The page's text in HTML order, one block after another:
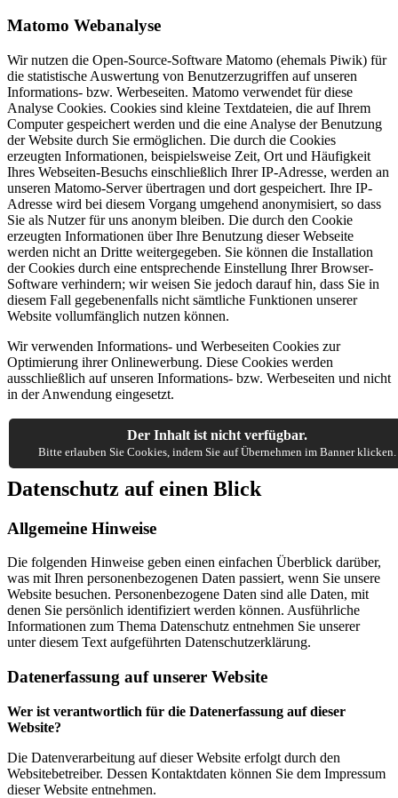
Matomo Webanalyse
Wir nutzen die Open-Source-Software Matomo (ehemals Piwik) für
die statistische Auswertung von Benutzerzugriffen auf unseren
Informations- bzw. Werbeseiten. Matomo verwendet für diese
Analyse Cookies. Cookies sind kleine Textdateien, die auf Ihrem
Computer gespeichert werden und die eine Analyse der Benutzung
der Website durch Sie ermöglichen. Die durch die Cookies
erzeugten Informationen, beispielsweise Zeit, Ort und Häufigkeit
Ihres Webseiten-Besuchs einschließlich Ihrer IP-Adresse, werden an
unseren Matomo-Server übertragen und dort gespeichert. Ihre IP-
Adresse wird bei diesem Vorgang umgehend anonymisiert, so dass
Sie als Nutzer für uns anonym bleiben. Die durch den Cookie
erzeugten Informationen über Ihre Benutzung dieser Webseite
werden nicht an Dritte weitergegeben. Sie können die Installation
der Cookies durch eine entsprechende Einstellung Ihrer Browser-
Software verhindern; wir weisen Sie jedoch darauf hin, dass Sie in
diesem Fall gegebenenfalls nicht sämtliche Funktionen unserer
Website vollumfänglich nutzen können.
Wir verwenden Informations- und Werbeseiten Cookies zur
Optimierung ihrer Onlinewerbung. Diese Cookies werden
ausschließlich auf unseren Informations- bzw. Werbeseiten und nicht
in der Anwendung eingesetzt.
Der Inhalt ist nicht verfügbar.
Bitte erlauben Sie Cookies, indem Sie auf Übernehmen im Banner klicken.
Datenschutz auf einen Blick
Allgemeine Hinweise
Die folgenden Hinweise geben einen einfachen Überblick darüber,
was mit Ihren personenbezogenen Daten passiert, wenn Sie unsere
Website besuchen. Personenbezogene Daten sind alle Daten, mit
denen Sie persönlich identifiziert werden können. Ausführliche
Informationen zum Thema Datenschutz entnehmen Sie unserer
unter diesem Text aufgeführten Datenschutzerklärung.
Datenerfassung auf unserer Website
Wer ist verantwortlich für die Datenerfassung auf dieser
Website?
Die Datenverarbeitung auf dieser Website erfolgt durch den
Websitebetreiber. Dessen Kontaktdaten können Sie dem Impressum
dieser Website entnehmen.